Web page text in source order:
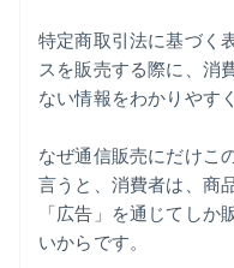
特定商取引法に基づく
スを販売する際に、消
ない情報をわかりやす
なぜ通信販売にだけこ
言うと、消費者は、商
「広告」を通じてし
いからです。